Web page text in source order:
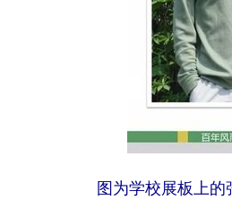
图为学校展板上